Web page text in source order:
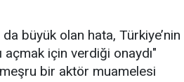
büyük olan hata, Türkiye’nin
açmak için verdiği onaydı"
bir aktör muamelesi